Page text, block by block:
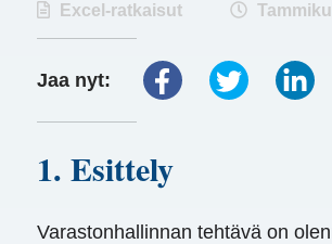
Excel-ratkaisut
Jaa nyt:
1. Esittely
Varastonhallinnan tehtävä on